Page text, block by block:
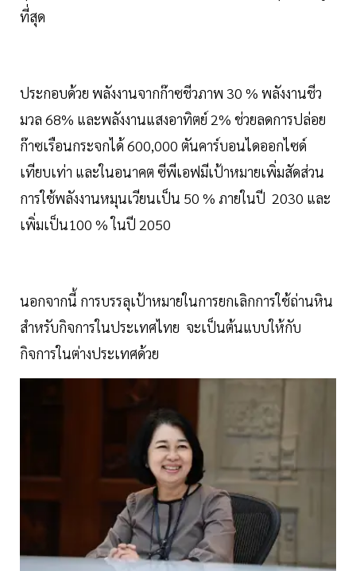
ที่สุด
ประกอบด้วย พลังงานจากก๊าซชีวภาพ 30 % พลังงานชีว
มวล 68% และพลังงานแสงอาทิตย์ 2% ช่วยลดการปล่อย
ก๊าซเรือนกระจกได้ 600,000 ตันคาร์บอนไดออกไซด์
เทียบเท่า และในอนาคต ซีพีเอฟมีเป้าหมายเพิ่มสัดส่วน
การใช้พลังงานหมุนเวียนเป็น 50 % ภายในปี 2030 และ
เพิ่มเป็น100 % ในปี 2050
นอกจากนี้ การบรรลุเป้าหมายในการยกเลิกการใช้ถ่านหิน
สำหรับกิจการในประเทศไทย จะเป็นต้นแบบให้กับ
กิจการในต่างประเทศด้วย